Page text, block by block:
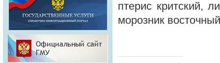
птерис критский,
морозник